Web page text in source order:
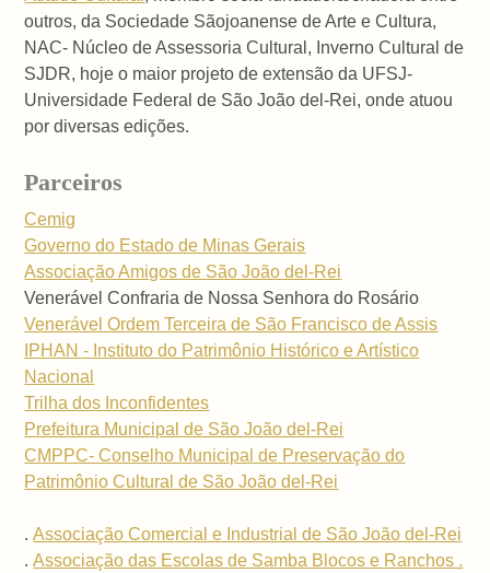
outros, da Sociedade Sãojoanense de Arte e Cultura,
NAC- Núcleo de Assessoria Cultural, Inverno Cultural de
SJDR, hoje o maior projeto de extensão da UFSJ-
Universidade Federal de São João del-Rei, onde atuou
por diversas edições.
Parceiros
Cemig
Governo do Estado de Minas Gerais
Associação Amigos de São João del-Rei
Venerável Confraria de Nossa Senhora do Rosário
Venerável Ordem Terceira de São Francisco de Assis
IPHAN - Instituto do Patrimônio Histórico e Artístico
Nacional
Trilha dos Inconfidentes
Prefeitura Municipal de São João del-Rei
CMPPC- Conselho Municipal de Preservação do
Patrimônio Cultural de São João del-Rei
.Associação Comercial e Industrial de São João del-Rei
.Associação das Escolas de Samba Blocos e Ranchos .